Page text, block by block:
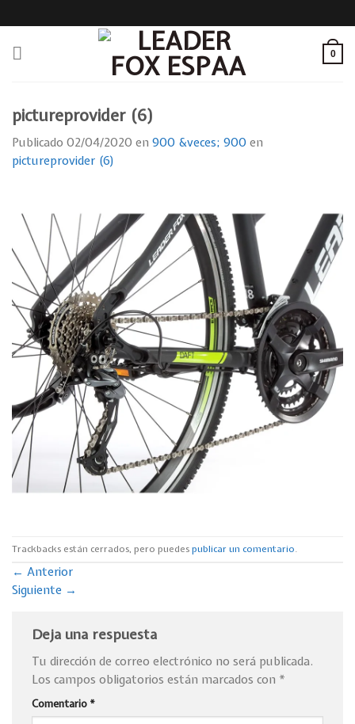
to
content
0
pictureprovider (6)
Publicado 02/04/2020 en 900 &veces; 900 en
pictureprovider (6)
Trackbacks están cerrados, pero puedespublicar un comentario.
← Anterior
Siguiente →
Deja una respuesta
Tu dirección de correo electrónico no será publicada.
Los campos obligatorios están marcados con *
Comentario *